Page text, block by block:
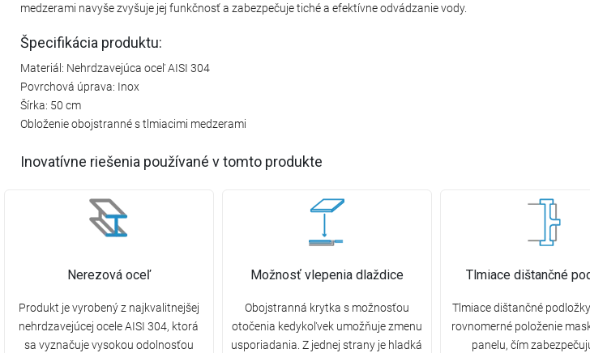
medzerami navyše zvyšuje jej funkčnosť a zabezpečuje tiché a efektívne odvádzanie vody.
Špecifikácia produktu:
Materiál: Nehrdzavejúca oceľ AISI 304
Povrchová úprava: Inox
Šírka: 50 cm
Obloženie obojstranné s tlmiacimi medzerami
Inovatívne riešenia používané v tomto produkte
Nerezová oceľ
Produkt je vyrobený z najkvalitnejšej
nehrdzavejúcej ocele AISI 304, ktorá
sa vyznačuje vysokou odolnosťou
Možnosť vlepenia dlaždice
Obojstranná krytka s možnosťou
otočenia kedykoľvek umožňuje zmenu
usporiadania. Z jednej strany je hladká
Tlmiace dištančné
Tlmiace dištančné
rovnomerné položenie
panelu, čím